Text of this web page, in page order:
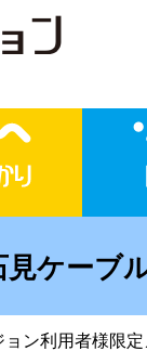
見ケーブ
ン利用者様限